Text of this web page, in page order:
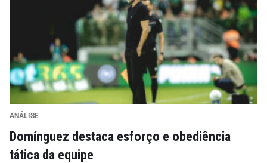
ANÁLISE
Domínguez destaca esforço e obediência
tática da equipe